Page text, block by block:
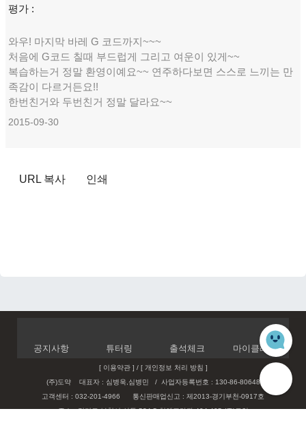
평가 :
와우! 마지막 바레 G 코드까지~~~
처음에 G코드 칠때 부드럽게 그리고 여운이 있게~~
복습하는거 정말 환영이예요~~ 연주하다보면 스스로 느끼는 만
족감이 다르거든요!!
한번친거와 두번친거 정말 달라요~~
2015-09-30
URL 복사 인쇄
공지사항 튜터링 출석체크 마이클래스
[ 이용약관 ] / [ 개인정보 처리 방침 ]
(주)도약 대표자 : 심병욱,심병민 / 사업자등록번호 : 130-86-80648
고객센터 : 032-201-4966
통신판매업신고 : 제2013-경기부천-0917호
주소 : 경기도 부천시 상동 534-5 현해프라자 404,405 (주)도약